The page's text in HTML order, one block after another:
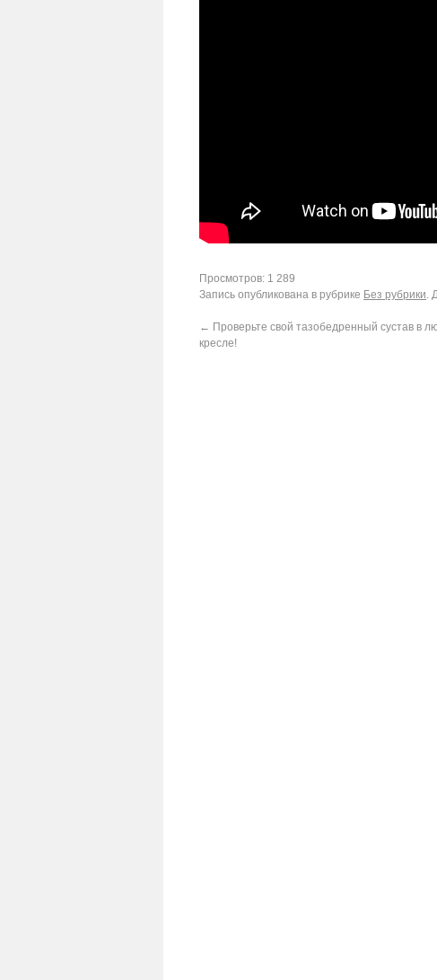
Просмотров: 1 289
Запись опубликована в рубрике Без рубрики.
← Проверьте свой тазобедренный сустав в
кресле!